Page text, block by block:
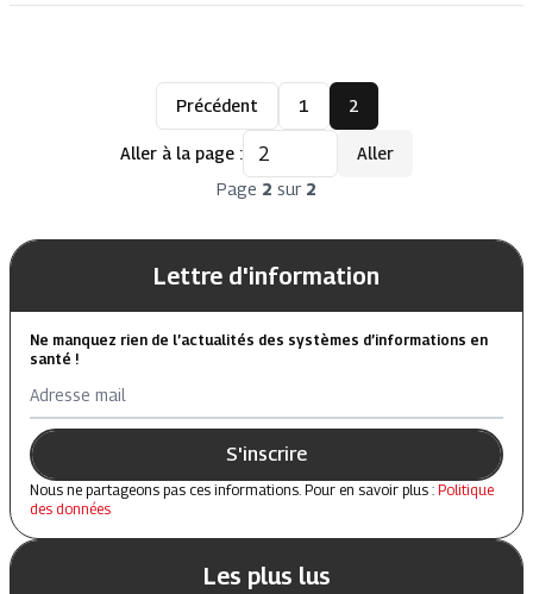
Précédent 1 2
Aller à la page :
Aller
Page 2 sur 2
Lettre d'information
Ne manquez rien de l’actualités des systèmes d’informations en
santé !
Adresse mail
S'inscrire
Nous ne partageons pas ces informations. Pour en savoir plus : Politique
des données
Les plus lus